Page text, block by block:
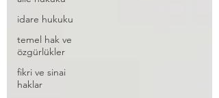
idare hukuku
temel hak ve
özgürlükler
fikri ve sinai
haklar